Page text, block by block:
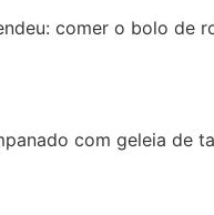
comer o bolo
com geleia